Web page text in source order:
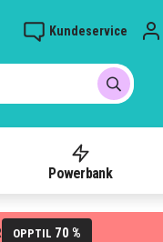
Kundeservice
Powerbank
OPPTIL 70 %